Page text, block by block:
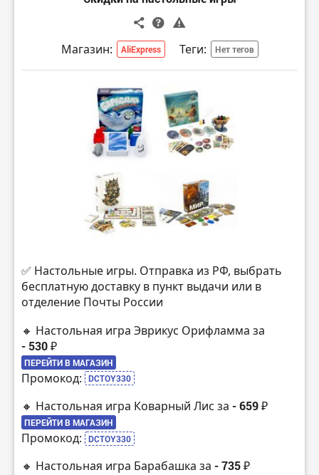
Магазин: AliExpress Теги: Нет тегов
✅ Настольные игры. Отправка из РФ, выбрать
бесплатную доставку в пункт выдачи или в
отделение Почты России
🔸 Настольная игра Эврикус Орифламма за
- 530 ₽
ПЕРЕЙТИ В МАГАЗИН
Промокод: DCTOY330
🔸 Настольная игра Коварный Лис за - 659 ₽
ПЕРЕЙТИ В МАГАЗИН
Промокод: DCTOY330
🔸 Настольная игра Барабашка за - 735 ₽